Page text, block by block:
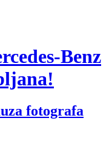
Benz
fotografa